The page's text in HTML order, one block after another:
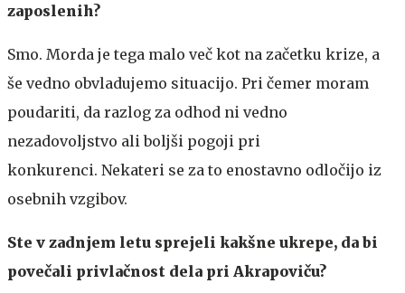
zaposlenih?
Smo. Morda je tega malo več kot na začetku krize, a
še vedno obvladujemo situacijo. Pri čemer moram
poudariti, da razlog za odhod ni vedno
nezadovoljstvo ali boljši pogoji pri
konkurenci. Nekateri se za to enostavno odločijo iz
osebnih vzgibov.
Ste v zadnjem letu sprejeli kakšne ukrepe, da bi
povečali privlačnost dela pri Akrapoviču?